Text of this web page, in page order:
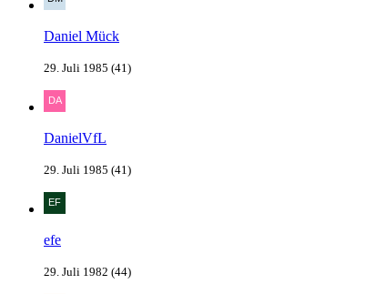
Daniel Mück
29. Juli 1985 (41)
DanielVfL
29. Juli 1985 (41)
efe
29. Juli 1982 (44)